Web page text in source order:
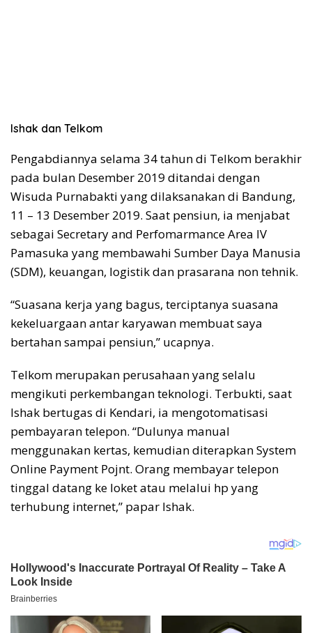
Ishak dan Telkom
Pengabdiannya selama 34 tahun di Telkom berakhir
pada bulan Desember 2019 ditandai dengan
Wisuda Purnabakti yang dilaksanakan di Bandung,
11 – 13 Desember 2019. Saat pensiun, ia menjabat
sebagai Secretary and Perfomarmance Area IV
Pamasuka yang membawahi Sumber Daya Manusia
(SDM), keuangan, logistik dan prasarana non tehnik.
“Suasana kerja yang bagus, terciptanya suasana
kekeluargaan antar karyawan membuat saya
bertahan sampai pensiun,” ucapnya.
Telkom merupakan perusahaan yang selalu
mengikuti perkembangan teknologi. Terbukti, saat
Ishak bertugas di Kendari, ia mengotomatisasi
pembayaran telepon. “Dulunya manual
menggunakan kertas, kemudian diterapkan System
Online Payment Pojnt. Orang membayar telepon
tinggal datang ke loket atau melalui hp yang
terhubung internet,” papar Ishak.